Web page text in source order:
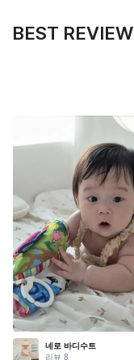
BEST REVIEW